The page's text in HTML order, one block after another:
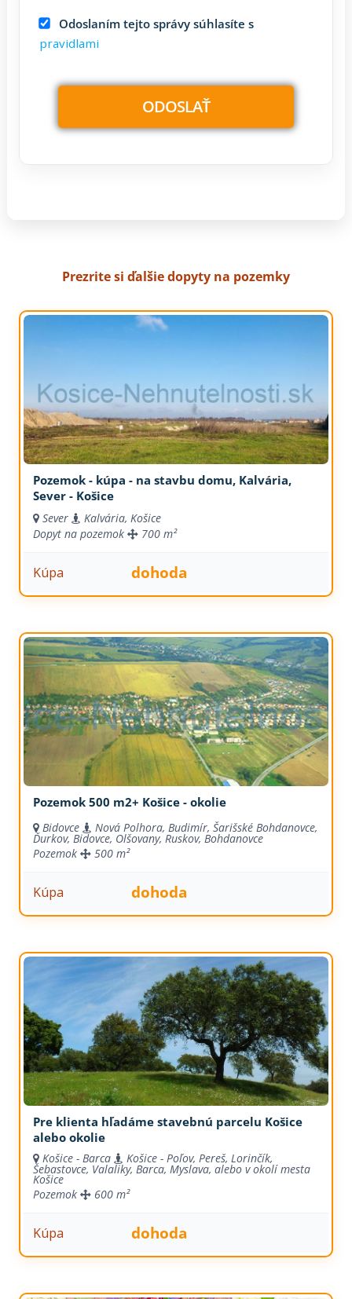
Odoslaním tejto správy súhlasíte s
pravidlami
Prezrite si ďalšie dopyty na pozemky
Pozemok - kúpa - na stavbu domu, Kalvária,
Sever - Košice
Sever
Kalvária, Košice
Dopyt na pozemok
700 m²
Kúpa dohoda
Pozemok 500 m2+ Košice - okolie
Bidovce Nová Polhora, Budimír, Šarišské Bohdanovce,
Ďurkov, Bidovce, Olšovany, Ruskov, Bohdanovce
Pozemok
500 m²
Kúpa dohoda
Pre klienta hľadáme stavebnú parcelu Košice
alebo okolie
Košice - Barca Košice - Poľov, Pereš, Lorinčík,
Šebastovce, Valaliky, Barca, Myslava, alebo v okolí mesta
Košice
Pozemok
600 m²
Kúpa dohoda